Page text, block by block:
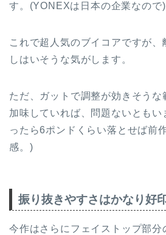
す。(YONEXは日本の企業なので)
これで超人気のブイコアですが
しはいそうな気がします。
ただ、ガットで調整が効きそうな
加味していれば、問題ないとも
ったら6ポンドくらい落とせば前
感。)
振り抜きやすさはかなり好
今作はさらにフェイストップ部分